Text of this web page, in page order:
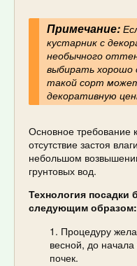
Примечание:
кустарник с
необычного
выбирать хорошо
такой сорт
декоративную
Основное требование
отсутствие застоя
небольшом
грунтовых вод.
Технология посадки
следующим образом:
Процедуру
весной, до
почек.